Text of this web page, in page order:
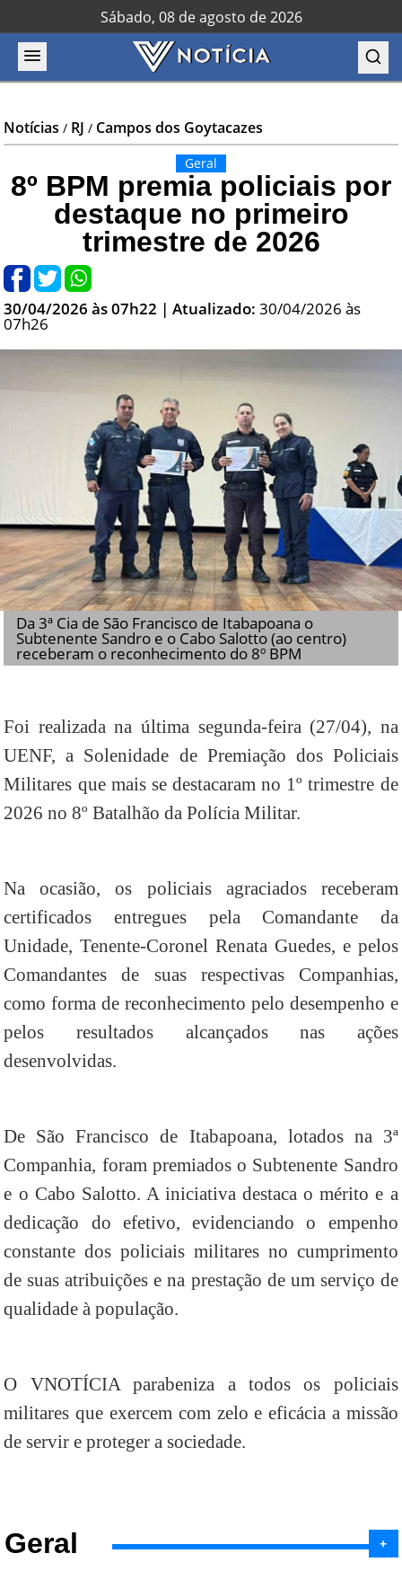
Sábado, 08 de agosto de 2026
Notícias / RJ / Campos dos Goytacazes
Geral
8º BPM premia policiais por
destaque no primeiro
trimestre de 2026
30/04/2026 às 07h22 | Atualizado:30/04/2026 às
07h26
Da 3ª Cia de São Francisco de Itabapoana o
Subtenente Sandro e o Cabo Salotto (ao centro)
receberam o reconhecimento do 8º BPM
Foi realizada na última segunda-feira (27/04), na
UENF, a Solenidade de Premiação dos Policiais
Militares que mais se destacaram no 1º trimestre de
2026 no 8º Batalhão da Polícia Militar.
Na ocasião, os policiais agraciados receberam
certificados entregues pela Comandante da
Unidade, Tenente-Coronel Renata Guedes, e pelos
Comandantes de suas respectivas Companhias,
como forma de reconhecimento pelo desempenho e
pelos resultados alcançados nas ações
desenvolvidas.
De São Francisco de Itabapoana, lotados na 3ª
Companhia, foram premiados o Subtenente Sandro
e o Cabo Salotto. A iniciativa destaca o mérito e a
dedicação do efetivo, evidenciando o empenho
constante dos policiais militares no cumprimento
de suas atribuições e na prestação de um serviço de
qualidade à população.
O VNOTÍCIA parabeniza a todos os policiais
militares que exercem com zelo e eficácia a missão
de servir e proteger a sociedade.
Geral +